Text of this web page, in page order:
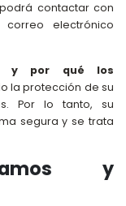
contactar con
electrónico
y por qué los
la protección de su
Por lo tanto, su
segura y se trata
y